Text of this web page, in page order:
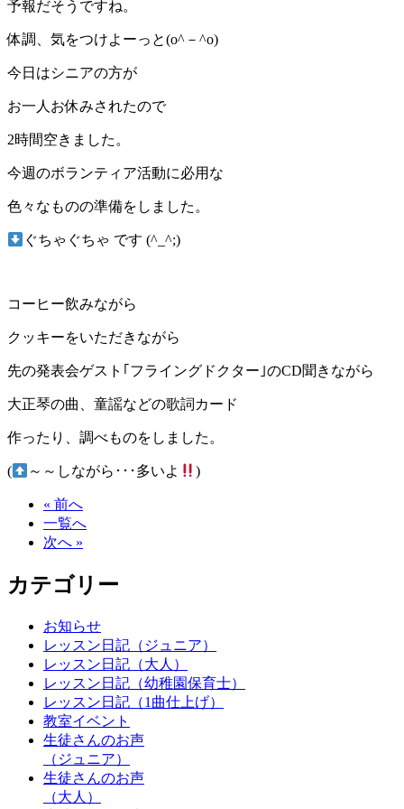
予報だそうですね。
体調、気をつけよーっと(o^－^o)
今日はシニアの方が
お一人お休みされたので
2時間空きました。
今週のボランティア活動に必用な
色々なものの準備をしました。
ぐちゃぐちゃ です (^_^;)
コーヒー飲みながら
クッキーをいただきながら
先の発表会ゲスト｢フライングドクター｣のCD聞きながら
大正琴の曲、童謡などの歌詞カード
作ったり、調べものをしました。
( ～～しながら･･･多いよ )
« 前へ
一覧へ
次へ »
カテゴリー
お知らせ
レッスン日記（ジュニア）
レッスン日記（大人）
レッスン日記（幼稚園保育士）
レッスン日記（1曲仕上げ）
教室イベント
生徒さんのお声
（ジュニア）
生徒さんのお声
（大人）